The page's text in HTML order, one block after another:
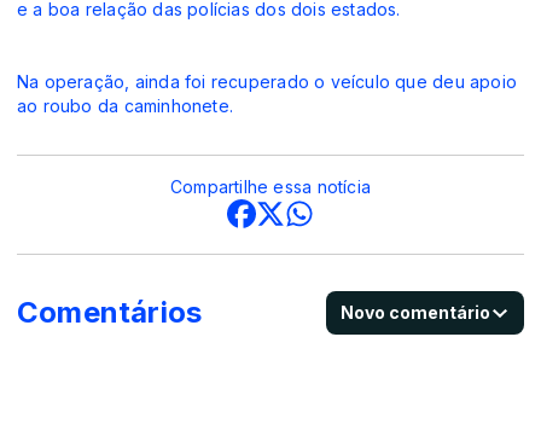
e a boa relação das polícias dos dois estados.
Na operação, ainda foi recuperado o veículo que deu apoio
ao roubo da caminhonete.
Compartilhe essa notícia
Comentários Novo comentário